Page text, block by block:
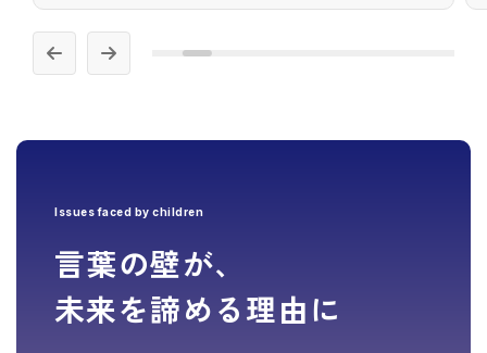
Issues faced by children
言葉の壁が、
未来を諦める理由に